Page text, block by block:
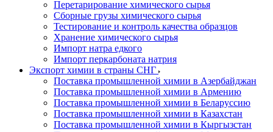
Перетарирование химического сырья
Сборные грузы химического сырья
Тестирование и контроль качества образцов
Хранение химического сырья
Импорт натра едкого
Импорт перкарбоната натрия
Экспорт химии в страны СНГ
Поставка промышленной химии в Азербайджан
Поставка промышленной химии в Армению
Поставка промышленной химии в Беларуссию
Поставка промышленной химии в Казахстан
Поставка промышленной химии в Кыргызстан